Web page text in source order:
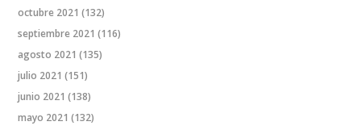
octubre 2021 (132)
septiembre 2021 (116)
agosto 2021 (135)
julio 2021 (151)
junio 2021 (138)
mayo 2021 (132)